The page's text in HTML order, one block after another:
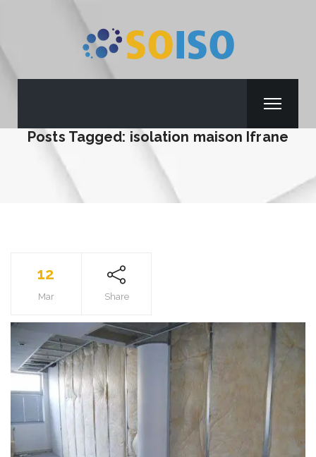
Posts Tagged: isolation maison Ifrane
12
Mar Share